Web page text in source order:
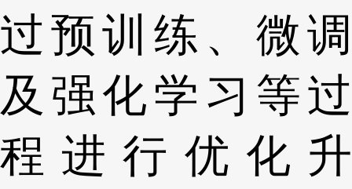
过预训练、微调
及强化学习等过
程进行优化升